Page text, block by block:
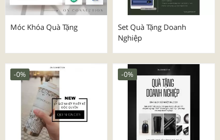
Móc Khóa Quà Tặng
Set Quà Tặng Doanh
Nghiệp
-0% -0%